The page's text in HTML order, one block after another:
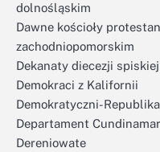
dolnośląskim
Dawne kościoły
zachodniopomorskim
Dekanaty diecezji spiskiej
Demokraci z Kalifornii
Demokratyczni-
Departament
Dereniowate